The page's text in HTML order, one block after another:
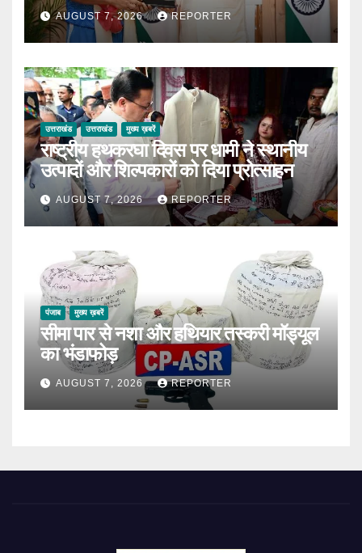
AUGUST 7, 2026 REPORTER
उत्तराखंड उत्तराखंड मुख्य ख़बरें
राष्ट्रीय हथकरघा दिवस पर धामी ने स्थानीय
उत्पादों और शिल्पकारों को दिया प्रोत्साहन
AUGUST 7, 2026 REPORTER
पंजाब मुख्य ख़बरें
सीमा पार से नशा और हथियार तस्करी मॉड्यूल
का भंडाफोड़
AUGUST 7, 2026 REPORTER